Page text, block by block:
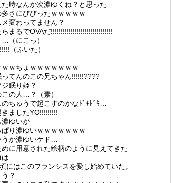
た時なんか次濃ゆくね？と思った
多さにびびったｗｗｗｗｗ
変わってません？
らまるでOVAだ!!!!!!!!!!!!!!!!!!!!!!!!!!!!!!!
…（にこっ）
（ふいた）
ｗｗちょｗｗｗｗｗｗｗ
ってんのこの兄ちゃん!!!!!!????
ジ眠り姫？
この人…？（素）
のちゅうで起こすのかなﾄﾞｷﾄﾞｷ…
きましたYO!!!!!!!!!
濃ゆいが
ぱり濃ゆいｗｗｗｗｗｗｗ
うか濃ゆいケド…
めに用意された絵柄のように見えてきた
は
にはこのフランシスを愛し始めていた。
？